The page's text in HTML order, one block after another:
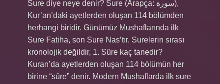
Sure diye neye denir? Sure (Arapça: سورة),
Kur’an’daki ayetlerden oluşan 114 bölümden
herhangi biridir. Günümüz Mushaflarında ilk
Sure Fatiha, son Sure Nas’tır. Surelerin sırası
kronolojik değildir, 1. Süre kaç tanedir?
Kuran’da ayetlerden oluşan 114 bölümün her
birine “sûre” denir. Modern Mushaflarda ilk sure